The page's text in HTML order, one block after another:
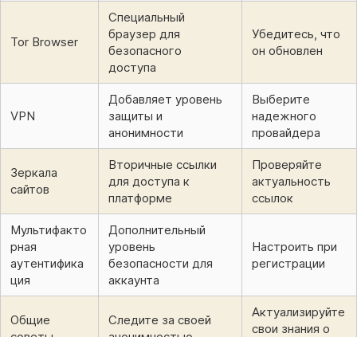
Tor Browser
Специальный
браузер для
безопасного
доступа
Убедитесь, что
он обновлен
VPN
Добавляет уровень
защиты и
анонимности
Выберите
надежного
провайдера
Зеркала
сайтов
Вторичные ссылки
для доступа к
платформе
Проверяйте
актуальность
ссылок
Мультифакто
рная
аутентифика
ция
Дополнительный
уровень
безопасности для
аккаунта
Настроить при
регистрации
Общие
Следите за своей
Актуализируйте
свои знания о